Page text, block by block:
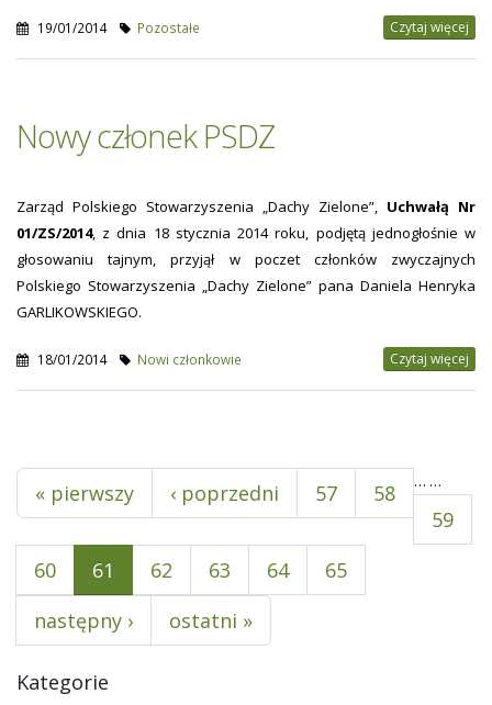
19/01/2014 Pozostałe Czytaj więcej
Nowy członek PSDZ
Zarząd Polskiego Stowarzyszenia „Dachy Zielone”, Uchwałą Nr
01/ZS/2014, z dnia 18 stycznia 2014 roku, podjętą jednogłośnie w
głosowaniu tajnym, przyjął w poczet członków zwyczajnych
Polskiego Stowarzyszenia „Dachy Zielone” pana Daniela Henryka
GARLIKOWSKIEGO.
18/01/2014 Nowi członkowie Czytaj więcej
Pages
« pierwszy ‹ poprzedni …
57
58
59
60
61 62 63 64 65
…
następny › ostatni »
Kategorie